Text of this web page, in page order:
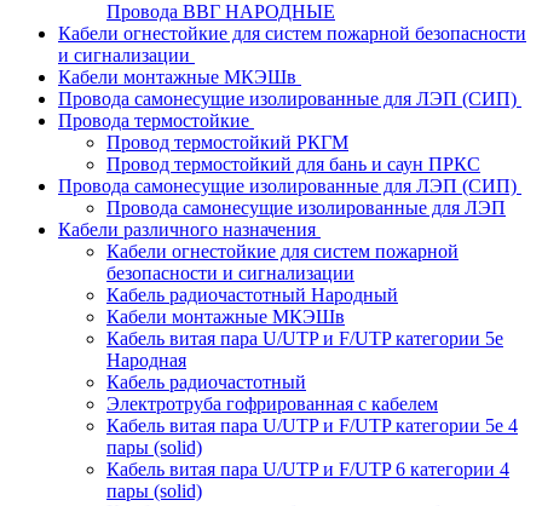
Провода ВВГ НАРОДНЫЕ
Кабели огнестойкие для систем пожарной безопасности
и сигнализации
Кабели монтажные МКЭШв
Провода самонесущие изолированные для ЛЭП (СИП)
Провода термостойкие
Провод термостойкий РКГМ
Провод термостойкий для бань и саун ПРКС
Провода самонесущие изолированные для ЛЭП (СИП)
Провода самонесущие изолированные для ЛЭП
Кабели различного назначения
Кабели огнестойкие для систем пожарной
безопасности и сигнализации
Кабель радиочастотный Народный
Кабели монтажные МКЭШв
Кабель витая пара U/UTP и F/UTP категории 5е
Народная
Кабель радиочастотный
Электротруба гофрированная с кабелем
Кабель витая пара U/UTP и F/UTP категории 5e 4
пары (solid)
Кабель витая пара U/UTP и F/UTP 6 категории 4
пары (solid)